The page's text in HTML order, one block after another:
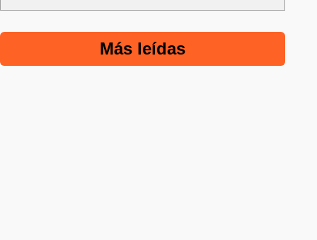
Más leídas